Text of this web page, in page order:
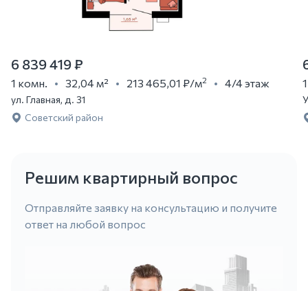
6 839 419 ₽
1 комн. 32,04 м² 213 465,01 ₽/м2 4/4 этаж
ул. Главная, д. 31
Советский район
Решим квартирный вопрос
Отправляйте заявку на консультацию и получите
ответ на любой вопрос